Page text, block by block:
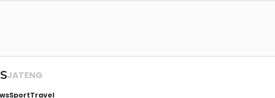
JATENG
SportTravel